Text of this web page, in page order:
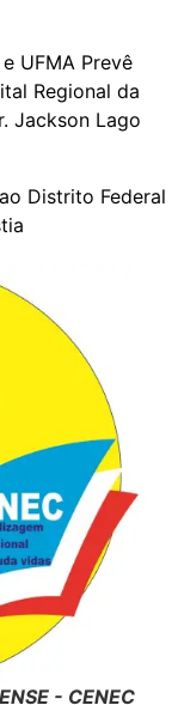
UFMA Prevê
Regional da
Jackson Lago
Distrito Federal
- CENEC